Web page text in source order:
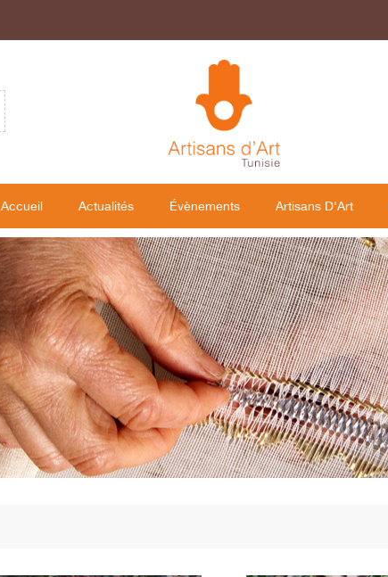
Accueil Actualités Évènements Artisans D'Art